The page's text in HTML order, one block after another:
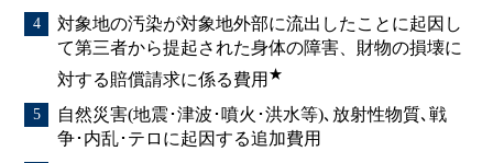
対象地の汚染が対象地外部に流出したことに起因し
て第三者から提起された身体の障害、財物の損壊に
対する賠償請求に係る費用 ★
自然災害(地震･津波･噴火･洪水等)､放射性物質､戦
争･内乱･テロに起因する追加費用